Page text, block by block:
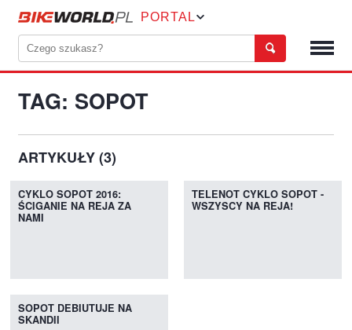
PORTAL
TAG: SOPOT
ARTYKUŁY (3)
CYKLO SOPOT 2016:
ŚCIGANIE NA REJA ZA
NAMI
TELENOT CYKLO SOPOT -
WSZYSCY NA REJA!
SOPOT DEBIUTUJE NA
SKANDII